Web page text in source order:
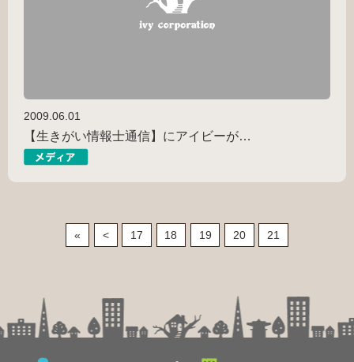
2009.06.01
【生きがい情報士通信】にアイビーが…
« < 17 18 19 20 21